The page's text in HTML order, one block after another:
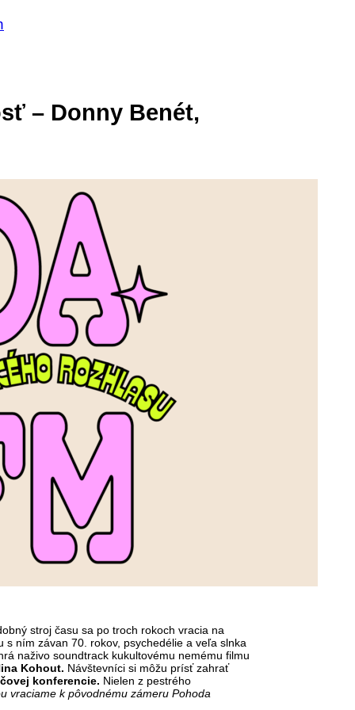
– Donny Benét,
stroj času sa po troch rokoch vracia na
ním závan 70. rokov, psychedélie a veľa slnka
naživo soundtrack kukultovému nemému filmu
Kohout. Návštevníci si môžu prísť zahrať
konferencie. Nielen z pestrého
vraciame k pôvodnému zámeru Pohoda